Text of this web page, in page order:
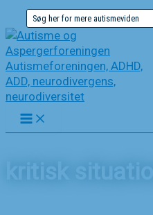
til
indholdet
Søg
efter:
kritisk situation